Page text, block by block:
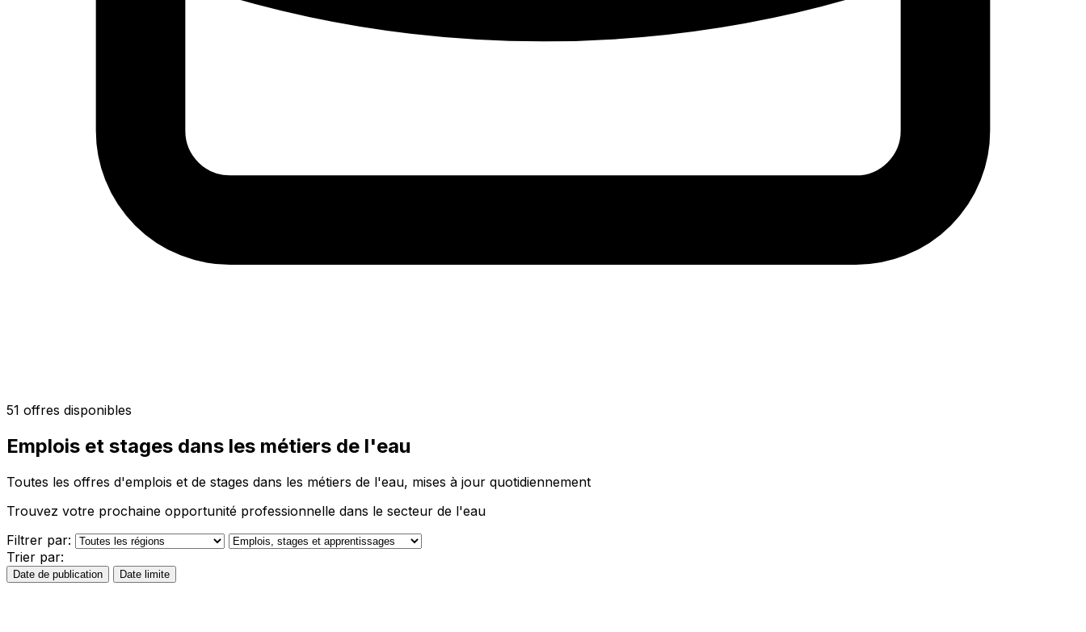
51 offres disponibles
Emplois et stages dans les métiers de l'eau
Toutes les offres d'emplois et de stages dans les métiers de l'eau, mises à jour quotidiennement
Trouvez votre prochaine opportunité professionnelle dans le secteur de l'eau
Filtrer par:
Trier par:
Date de publication Date limite